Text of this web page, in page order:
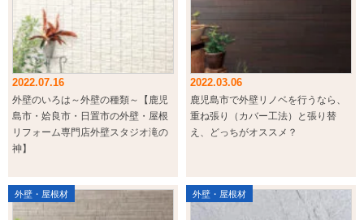
2022.07.16
外壁のいろは～外壁の種類～【鹿児
島市・姶良市・日置市の外壁・屋根
リフォーム専門店外壁スタジオ滝の
神】
2022.03.06
鹿児島市で外壁リノベを行うなら、
重ね張り（カバー工法）と張り替
え、どっちがオススメ？
外壁・屋根材 外壁・屋根材